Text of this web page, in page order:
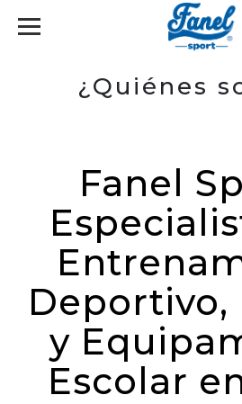
¿Quiénes
Fanel
Deportivo,
y
Escolar